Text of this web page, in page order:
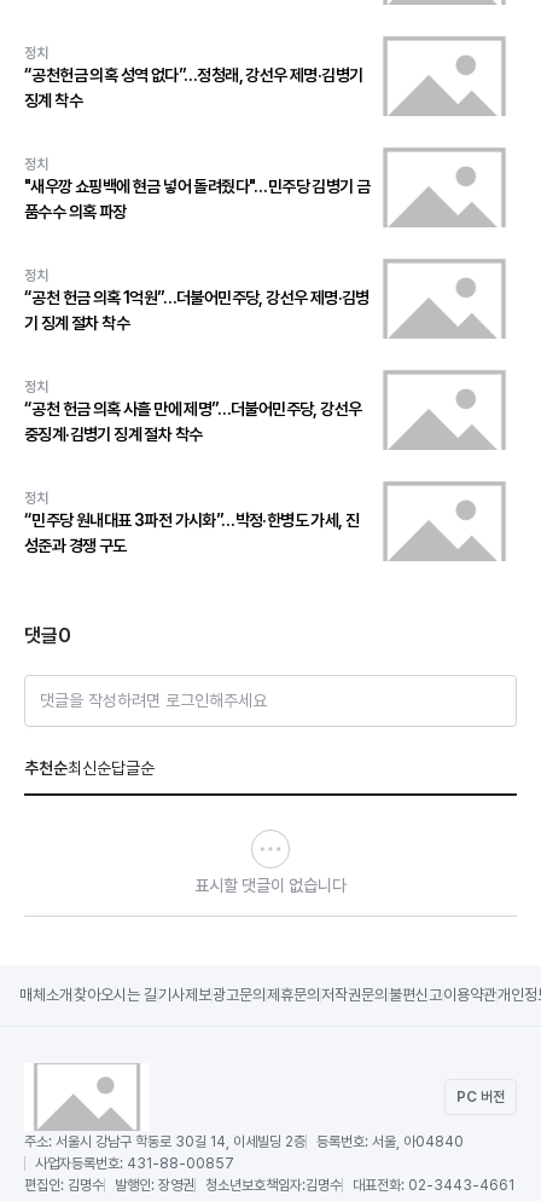
정치
“공천헌금 의혹 성역 없다”…정청래, 강선우 제명·김병기
징계 착수
정치
"새우깡 쇼핑백에 현금 넣어 돌려줬다"…민주당 김병기 금
품수수 의혹 파장
정치
“공천 헌금 의혹 1억원”…더불어민주당, 강선우 제명·김병
기 징계 절차 착수
정치
“공천 헌금 의혹 사흘 만에 제명”…더불어민주당, 강선우
중징계·김병기 징계 절차 착수
정치
“민주당 원내대표 3파전 가시화”…박정·한병도 가세, 진
성준과 경쟁 구도
댓글0
댓글을 작성하려면 로그인해주세요
추천순최신순답글순
표시할 댓글이 없습니다
매체소개 찾아오시는 길기사제보광고문의 제휴문의 저작권문의 불편신고이용약관개인정
PC 버전
주소: 서울시 강남구 학동로 30길 14, 이세빌딩 2층 등록번호: 서울, 아04840
사업자등록번호: 431-88-00857
편집인: 김명수 발행인: 장영권 청소년보호책임자:김명수 대표전화: 02-3443-4661